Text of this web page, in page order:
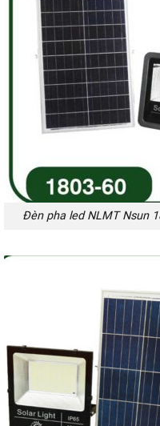
Đèn pha led NLMT Nsun